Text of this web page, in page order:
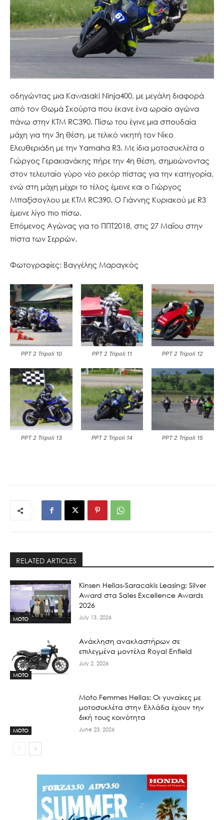
οδηγώντας μια Kawasaki Ninja400, με μεγάλη διαφορά
από τον Θωμά Σκούρτα που έκανε ένα ωραίο αγώνα
πάνω στην ΚΤΜ RC390. Πίσω του έγινε μια σπουδαία
μάχη για την 3η θέση, με τελικό νικητή τον Νίκο
Ελευθεριάδη με την Yamaha R3. Με ίδια μοτοσυκλέτα ο
Γιώργος Γερακιανάκης πήρε την 4η θέση, σημειώνοντας
στον τελευταίο γύρο νέο ρεκόρ πίστας για την κατηγορία,
ενώ στη μάχη μέχρι το τέλος έμεινε και ο Γιώργος
Μπαξίσογλου με KTM RC390. Ο Γιάννης Κυριακού με R3
έμεινε λίγο πιο πίσω.
Επόμενος Αγώνας για το ΠΠΤ2018, στις 27 Μαΐου στην
πίστα των Σερρών.
Φωτογραφίες: Βαγγέλης Μαραγκός
PPT 2 Tripoli 10 PPT 2 Tripoli 11 PPT 2 Tripoli 12
PPT 2 Tripoli 13 PPT 2 Tripoli 14 PPT 2 Tripoli 15
RELATED ARTICLES
MOTO
Kinsen Hellas-Saracakis Leasing: Silver
Award στα Sales Excellence Awards
2026
July 13, 2026
MOTO
Ανάκληση ανακλαστήρων σε
επιλεγμένα μοντέλα Royal Enfield
July 2, 2026
MOTO
Moto Femmes Hellas: Οι γυναίκες με
μοτοσυκλέτα στην Ελλάδα έχουν την
δική τους κοινότητα
June 23, 2026